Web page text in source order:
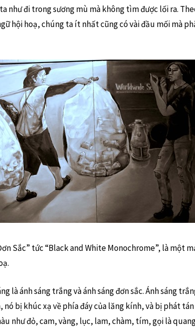
như đi trong sương mù mà không tìm được lối ra.
hội hoạ, chúng ta ít nhất cũng có vài đầu mối mà
Sắc” tức “Black and White Monochrome”, là một
là ánh sáng trắng và ánh sáng đơn sắc. Ánh sáng
nó bị khúc xạ về phía đáy của lăng kính, và bị phát
như đỏ, cam, vàng, lục, lam, chàm, tím, gọi là